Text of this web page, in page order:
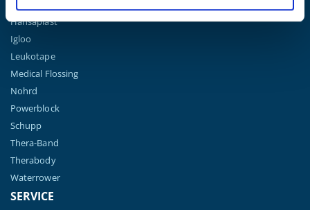
Gymna
Hansaplast
Igloo
Leukotape
Medical Flossing
Nohrd
Powerblock
Schupp
Thera-Band
Therabody
Waterrower
SERVICE